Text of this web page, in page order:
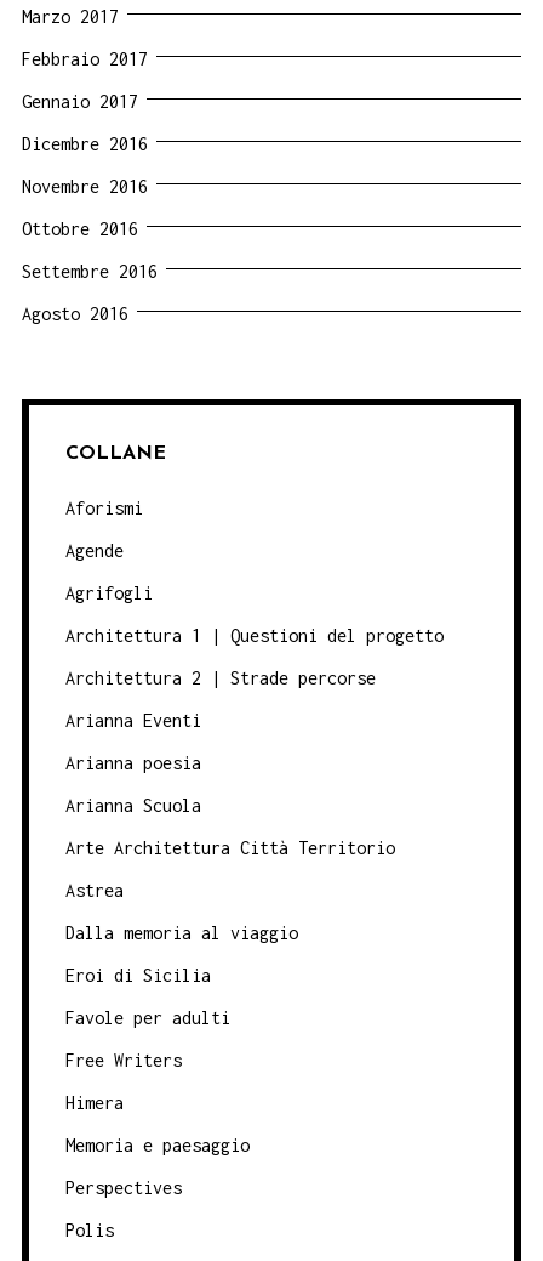
Marzo 2017
Febbraio 2017
Gennaio 2017
Dicembre 2016
Novembre 2016
Ottobre 2016
Settembre 2016
Agosto 2016
COLLANE
Aforismi
Agende
Agrifogli
Architettura 1 | Questioni del progetto
Architettura 2 | Strade percorse
Arianna Eventi
Arianna poesia
Arianna Scuola
Arte Architettura Città Territorio
Astrea
Dalla memoria al viaggio
Eroi di Sicilia
Favole per adulti
Free Writers
Himera
Memoria e paesaggio
Perspectives
Polis